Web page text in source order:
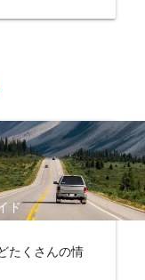
ド
たくさんの情